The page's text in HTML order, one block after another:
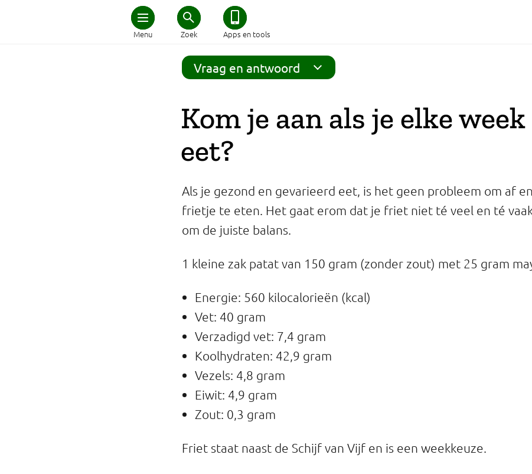
Menu Zoek Apps en tools
Home
Schijf van Vijf
Afvallen
Zwanger en kind
Duurzaam eten
Veilig eten
Eetomgevingen
Vraag en antwoord
Kom je aan als je elke
eet?
Als je gezond en gevarieerd eet, is het geen probleem om af
frietje te eten. Het gaat erom dat je friet niet té veel en té
om de juiste balans.
1 kleine zak patat van 150 gram (zonder zout) met 25 gram
Energie: 560 kilocalorieën (kcal)
Vet: 40 gram
Verzadigd vet: 7,4 gram
Koolhydraten: 42,9 gram
Vezels: 4,8 gram
Eiwit: 4,9 gram
Zout: 0,3 gram
Friet staat naast de Schijf van Vijf en is een weekkeuze.